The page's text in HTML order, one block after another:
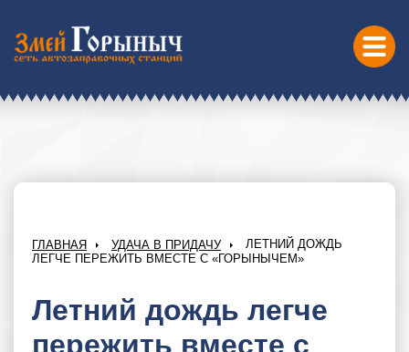
ГЛАВНАЯ УДАЧА В ПРИДАЧУ
ЛЕТНИЙ ДОЖДЬ
ЛЕГЧЕ ПЕРЕЖИТЬ ВМЕСТЕ С «ГОРЫНЫЧЕМ»
Летний дождь легче
пережить вместе с